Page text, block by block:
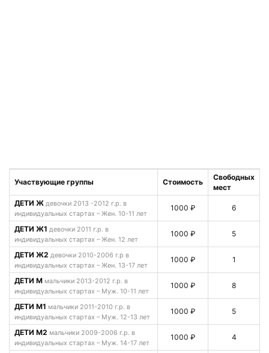
Участвующие группы Стоимость
Свободных
мест
ДЕТИ Ж девочки 2013 -2012 г.р. в
индивидуальных стартах – Жен. 10-11 лет
1000 ₽ 6
ДЕТИ Ж1 девочки 2011 г.р. в
индивидуальных стартах – Жен. 12 лет
1000 ₽ 5
ДЕТИ Ж2 девочки 2010-2006 г.р в
индивидуальных стартах – Жен. 13-17 лет
1000 ₽ 1
ДЕТИ М мальчики 2013-2012 г.р. в
индивидуальных стартах – Муж. 10-11 лет
1000 ₽ 8
ДЕТИ М1 мальчики 2011-2010 г.р. в
индивидуальных стартах – Муж. 12-13 лет
1000 ₽ 5
ДЕТИ М2 мальчики 2009-2006 г.р. в
индивидуальных стартах – Муж. 14-17 лет
1000 ₽ 4